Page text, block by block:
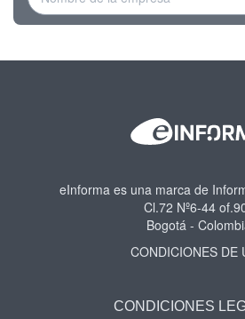
eInforma es una marca de
Cl.72 Nº6-44
Bogotá -
CONDICIONES DE
CONDICIONES